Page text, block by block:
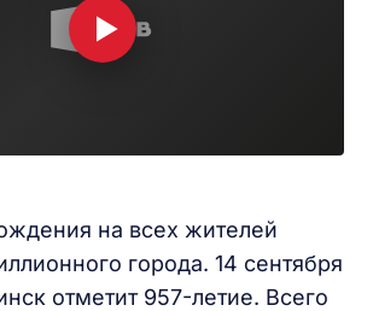
на всех жителей
города. 14 сентября
отметит 957-летие. Всего